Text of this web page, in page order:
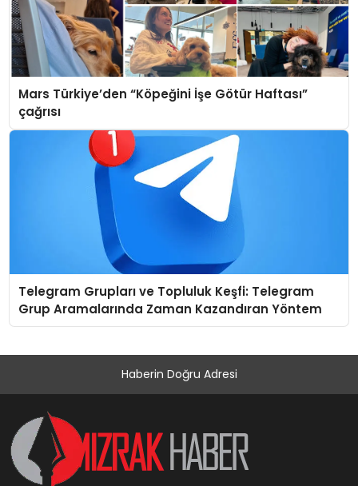
Mars Türkiye’den “Köpeğini İşe Götür Haftası”
çağrısı
Telegram Grupları ve Topluluk Keşfi: Telegram
Grup Aramalarında Zaman Kazandıran Yöntem
Haberin Doğru Adresi